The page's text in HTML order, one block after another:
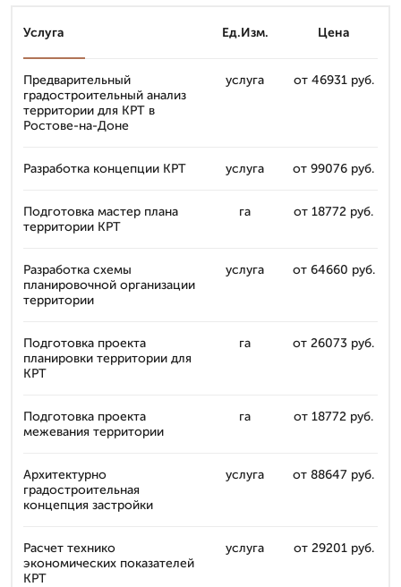
Услуга Ед.Изм. Цена
Предварительный
градостроительный анализ
территории для КРТ в
Ростове-на-Доне
услуга от 46931 руб.
Разработка концепции КРТ услуга от 99076 руб.
Подготовка мастер плана
территории КРТ
га от 18772 руб.
Разработка схемы
планировочной организации
территории
услуга от 64660 руб.
Подготовка проекта
планировки территории для
КРТ
га от 26073 руб.
Подготовка проекта
межевания территории
га от 18772 руб.
Архитектурно
градостроительная
концепция застройки
услуга от 88647 руб.
Расчет технико
экономических показателей
КРТ
услуга от 29201 руб.